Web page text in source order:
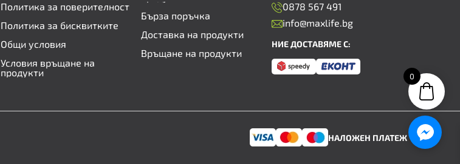
Политика за поверителност
Политика за бисквитките
Общи условия
Условия връщане на
продукти
Бърза поръчка
Доставка на продукти
Връщане на продукти
0878 567 491
info@maxlife.bg
НИЕ ДОСТАВЯМЕ С:
НАЛОЖЕН ПЛАТЕЖ
0